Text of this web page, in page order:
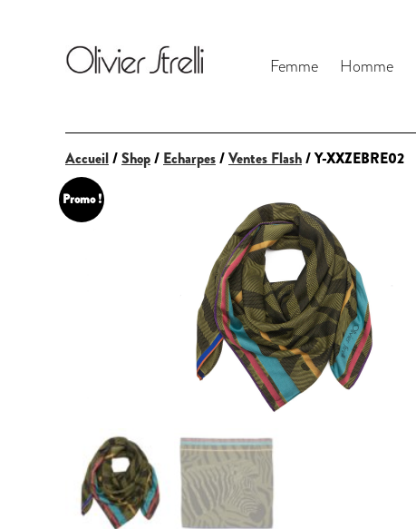
Femme Homme
Accueil/Shop/ Echarpes/Ventes Flash/ Y-XXZEBRE02
Promo !